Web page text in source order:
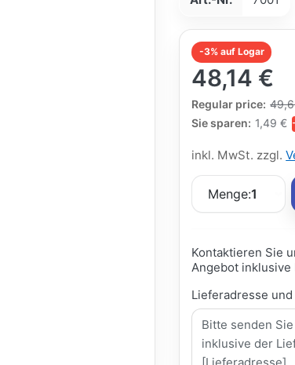
-3% auf Logar
48,14 €
Regular price:
The Regular Price
Sie sparen: 1,49 €
inkl. MwSt. zzgl.
Menge:1
Kontaktieren Sie
Angebot
Lieferadresse